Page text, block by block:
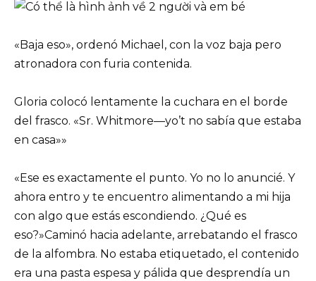
«Baja eso», ordenó Michael, con la voz baja pero
atronadora con furia contenida.
Gloria colocó lentamente la cuchara en el borde
del frasco. «Sr. Whitmore—yo’t no sabía que estaba
en casa»»
«Ese es exactamente el punto. Yo no lo anuncié. Y
ahora entro y te encuentro alimentando a mi hija
con algo que estás escondiendo. ¿Qué es
eso?»Caminó hacia adelante, arrebatando el frasco
de la alfombra. No estaba etiquetado, el contenido
era una pasta espesa y pálida que desprendía un